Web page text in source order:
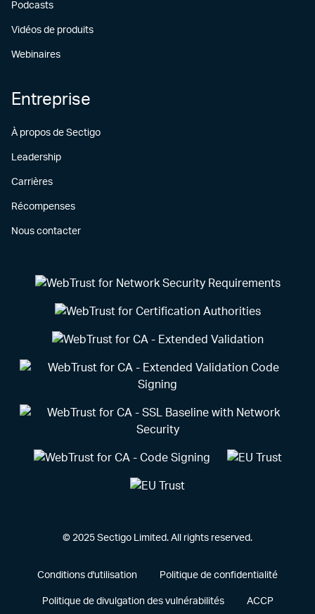
Podcasts
Vidéos de produits
Webinaires
Entreprise
À propos de Sectigo
Leadership
Carrières
Récompenses
Nous contacter
© 2025 Sectigo Limited. All rights reserved.
Conditions d'utilisation Politique de confidentialité
Politique de divulgation des vulnérabilités ACCP